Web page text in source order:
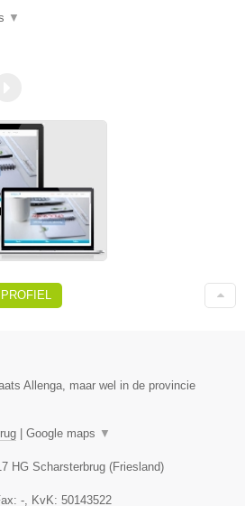
▼
Allenga, maar wel in de provincie
Google maps ▼
HG Scharsterbrug (Friesland)
- , KvK: 50143522